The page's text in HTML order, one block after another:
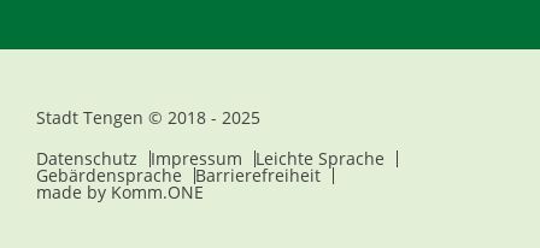
Stadt Tengen © 2018 - 2025
Datenschutz
Impressum Leichte Sprache
Gebärdensprache Barrierefreiheit
made by Komm.ONE